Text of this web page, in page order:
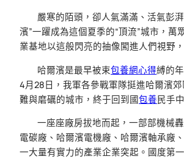
嚴寒的陌頭，卻人氣滿滿、活氣彭
濱”一躍成為這個夏季的“頂流”城市，萬
業基地以這般閃亮的抽像闖進人們視野
哈爾濱是最早被束包養網心得縛的
4月28日，我軍各參戰軍隊挺進哈爾濱
難與磨礪的城市，終于回到國包養民手
一座座廠房拔地而起，一部部機械
電碳廠、哈爾濱電機廠、哈爾濱軸承廠
一大量有實力的產業企業突起。國度第